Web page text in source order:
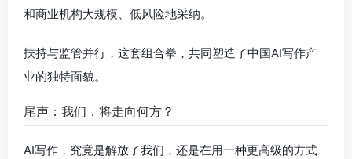
和商业机构大规模、低风险地采纳。
扶持与监管并行，这套组合拳，共同塑造了中国AI写作产
业的独特面貌。
尾声：我们，将走向何方？
AI写作，究竟是解放了我们，还是在用一种更高级的方式